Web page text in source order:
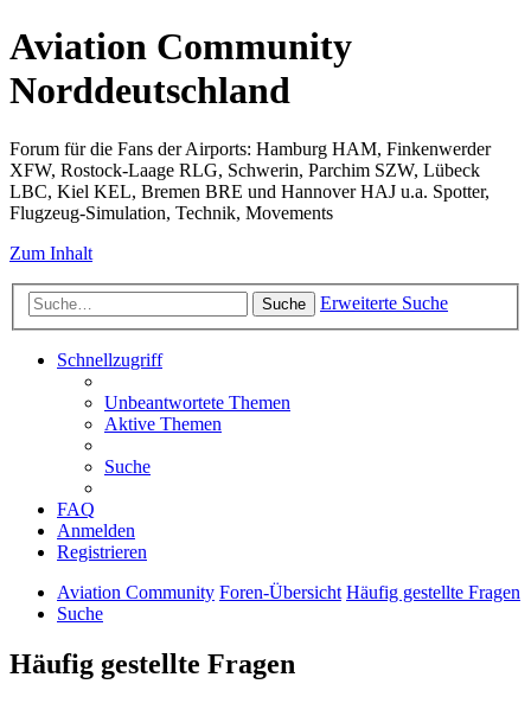
Aviation Community
Norddeutschland
Forum für die Fans der Airports: Hamburg HAM, Finkenwerder
XFW, Rostock-Laage RLG, Schwerin, Parchim SZW, Lübeck
LBC, Kiel KEL, Bremen BRE und Hannover HAJ u.a. Spotter,
Flugzeug-Simulation, Technik, Movements
Zum Inhalt
Suche Erweiterte Suche
Schnellzugriff
Unbeantwortete Themen
Aktive Themen
Suche
FAQ
Anmelden
Registrieren
Aviation Community Foren-Übersicht Häufig gestellte Fragen
Suche
Häufig gestellte Fragen